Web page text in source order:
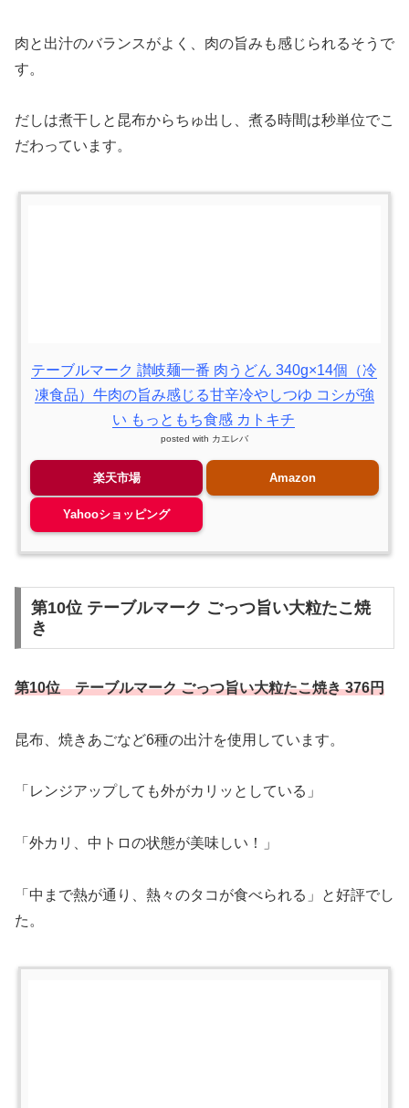
肉と出汁のバランスがよく、肉の旨みも感じられるそうで
す。
だしは煮干しと昆布からちゅ出し、煮る時間は秒単位でこ
だわっています。
テーブルマーク 讃岐麺一番 肉うどん 340g×14個（冷
凍食品）牛肉の旨み感じる甘辛冷やしつゆ コシが強
い もっともち食感 カトキチ
posted with カエレバ
楽天市場 Amazon
Yahooショッピング
第10位 テーブルマーク ごっつ旨い大粒たこ焼
き
第10位 テーブルマーク ごっつ旨い大粒たこ焼き 376円
昆布、焼きあごなど6種の出汁を使用しています。
「レンジアップしても外がカリッとしている」
「外カリ、中トロの状態が美味しい！」
「中まで熱が通り、熱々のタコが食べられる」と好評でし
た。